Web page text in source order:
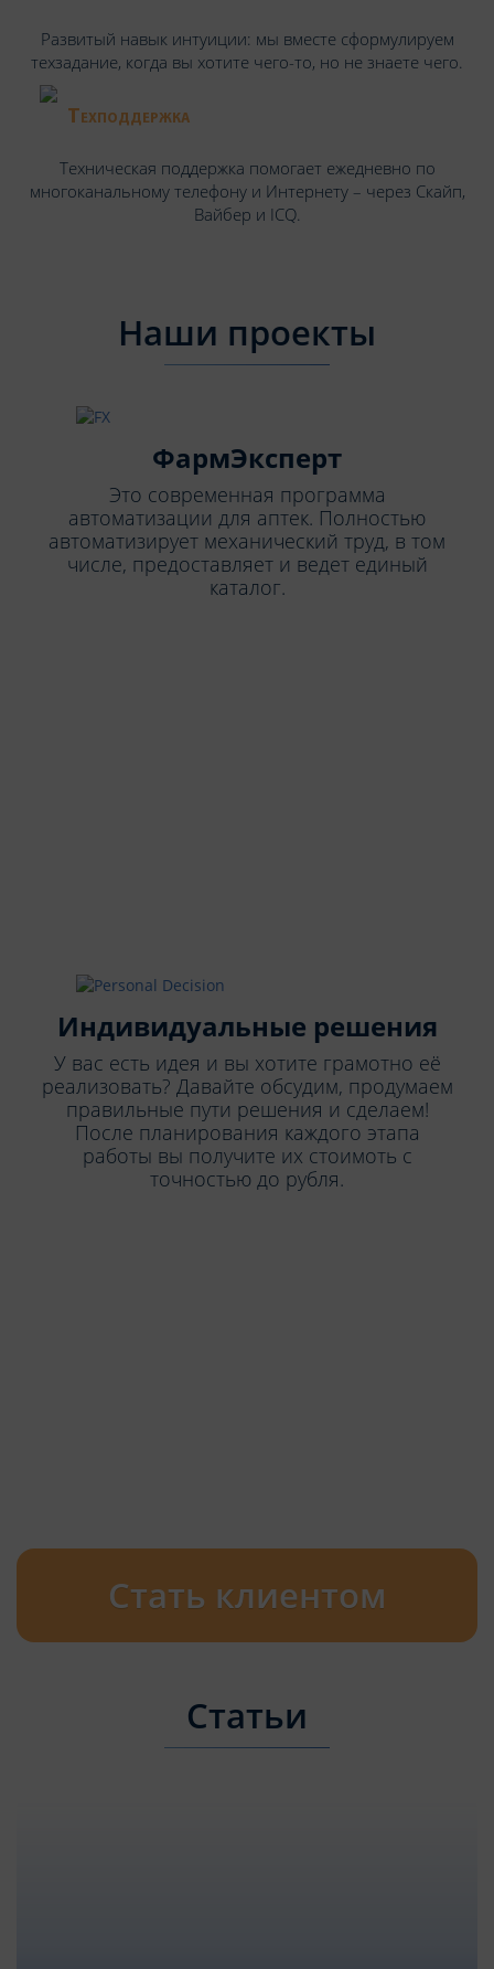
Развитый навык интуиции: мы вместе сформулируем
техзадание, когда вы хотите чего-то, но не знаете чего.
Техподдержка
Техническая поддержка помогает ежедневно по
многоканальному телефону и Интернету – через Скайп,
Вайбер и ICQ.
Наши проекты
ФармЭксперт
Это современная программа
автоматизации для аптек. Полностью
автоматизирует механический труд, в том
числе, предоставляет и ведет единый
каталог.
Индивидуальные решения
У вас есть идея и вы хотите грамотно её
реализовать? Давайте обсудим, продумаем
правильные пути решения и сделаем!
После планирования каждого этапа
работы вы получите их стоимоть с
точностью до рубля.
Стать клиентом
Статьи